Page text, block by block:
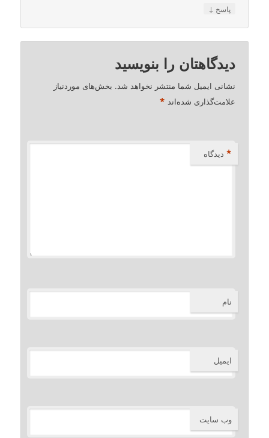
پاسخ ↓
دیدگاهتان را بنویسید
نشانی ایمیل شما منتشر نخواهد شد. بخش‌های موردنیاز
علامت‌گذاری شده‌اند *
دیدگاه *
نام
ایمیل
وب‌ سایت